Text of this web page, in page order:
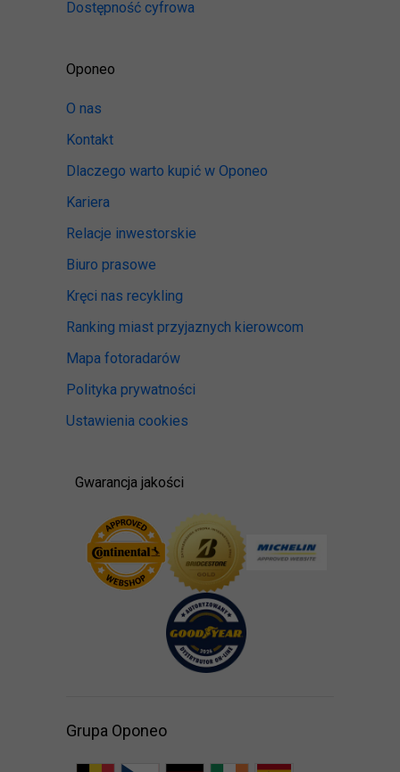
Dostępność cyfrowa
Oponeo
O nas
Kontakt
Dlaczego warto kupić w Oponeo
Kariera
Relacje inwestorskie
Biuro prasowe
Kręci nas recykling
Ranking miast przyjaznych kierowcom
Mapa fotoradarów
Polityka prywatności
Ustawienia cookies
Gwarancja jakości
Grupa Oponeo